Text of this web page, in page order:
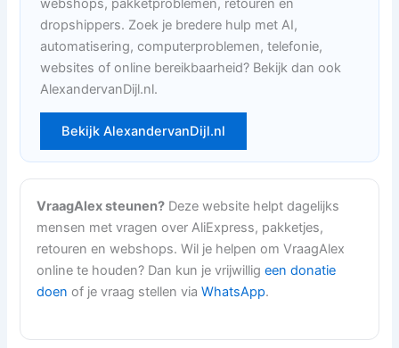
webshops, pakketproblemen, retouren en
dropshippers. Zoek je bredere hulp met AI,
automatisering, computerproblemen, telefonie,
websites of online bereikbaarheid? Bekijk dan ook
AlexandervanDijl.nl.
Bekijk AlexandervanDijl.nl
VraagAlex steunen? Deze website helpt dagelijks
mensen met vragen over AliExpress, pakketjes,
retouren en webshops. Wil je helpen om VraagAlex
online te houden? Dan kun je vrijwilligeen donatie
doen of je vraag stellen viaWhatsApp.